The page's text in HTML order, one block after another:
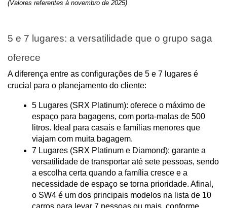
(Valores referentes à novembro de 2025)
5 e 7 lugares: a versatilidade que o grupo saga
oferece
A diferença entre as configurações de 5 e 7 lugares é
crucial para o planejamento do cliente:
5 Lugares (SRX Platinum): oferece o máximo de
espaço para bagagens, com porta-malas de 500
litros. Ideal para casais e famílias menores que
viajam com muita bagagem.
7 Lugares (SRX Platinum e Diamond): garante a
versatilidade de transportar até sete pessoas, sendo
a escolha certa quando a família cresce e a
necessidade de espaço se torna prioridade. Afinal,
o SW4 é um dos principais modelos na lista de 10